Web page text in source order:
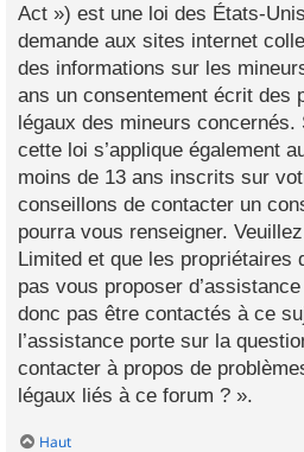
Act ») est une loi des États-
demande aux sites internet
des informations sur les
ans un consentement écrit des
légaux des mineurs
cette loi s’applique également
moins de 13 ans inscrits sur
conseillons de contacter un
pourra vous renseigner.
Limited et que les propriétaires
pas vous proposer
donc pas être contactés à ce
l’assistance porte sur la
contacter à propos de
légaux liés à ce forum ? ».
Haut